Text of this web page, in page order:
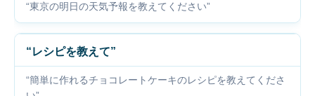
“東京の明日の天気予報を教えてください”
“レシピを教えて”
“簡単に作れるチョコレートケーキのレシピを教えてくださ